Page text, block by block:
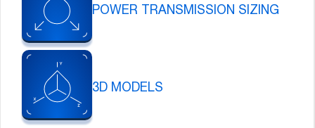
POWER TRANSMISSION SIZING
3D MODELS